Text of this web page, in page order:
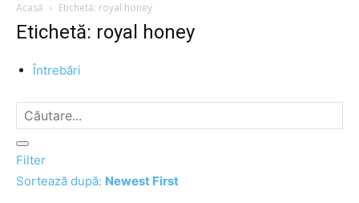
Acasă
Etichetă: royal honey
Etichetă: royal honey
Întrebări
Filter
Sortează după: Newest First